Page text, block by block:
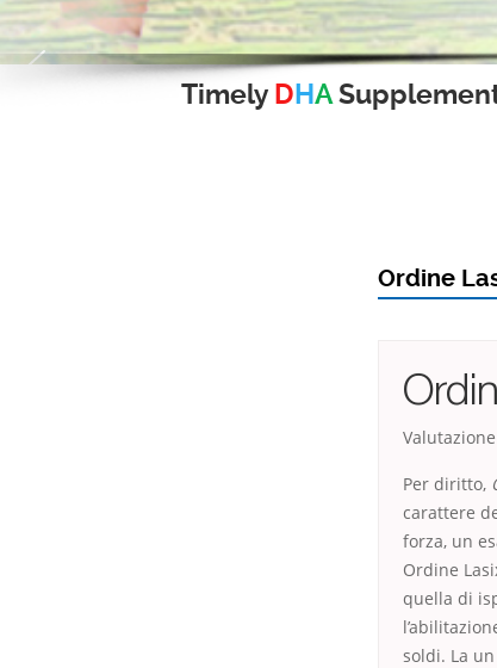
Timely DHA
Ordine
Valutazione
Per diritto,
carattere
forza, un
Ordine
quella di
soldi. La